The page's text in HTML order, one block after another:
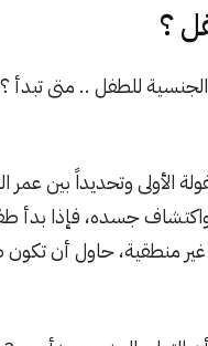
؟
الأولى وتحديداً بين عمر
واكتشاف جسده، فإذا بدأ
غير منطقية، حاول أن